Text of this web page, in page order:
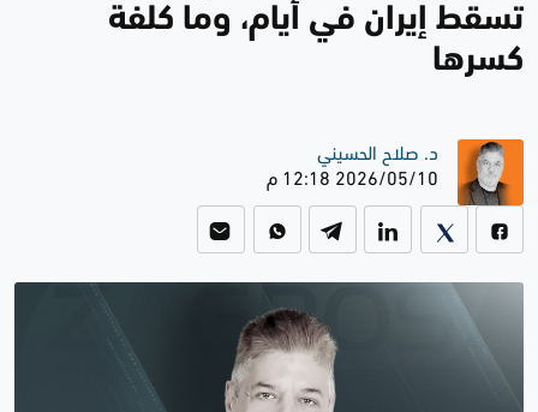
تسقط إيران في أيام، وما كلفة
كسرها
د. صلاح الحسيني
2026/05/10 12:18 م